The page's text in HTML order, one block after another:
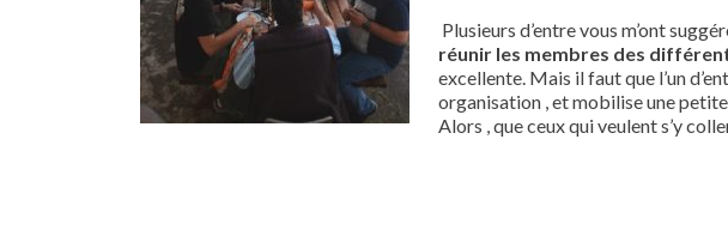
Plusieurs d’entre vous m’ont
réunir les membres des
excellente. Mais il faut que l’un
organisation , et mobilise une
Alors , que ceux qui veulent s’y